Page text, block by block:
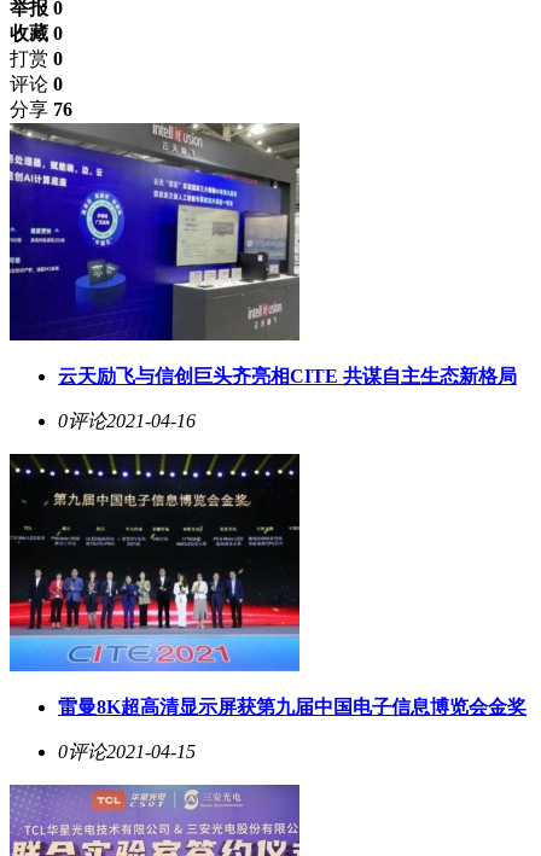
举报 0
收藏 0
打赏 0
评论 0
分享 76
云天励飞与信创巨头齐亮相CITE 共谋自主生态新格局
0评论2021-04-16
雷曼8K超高清显示屏获第九届中国电子信息博览会金奖
0评论2021-04-15